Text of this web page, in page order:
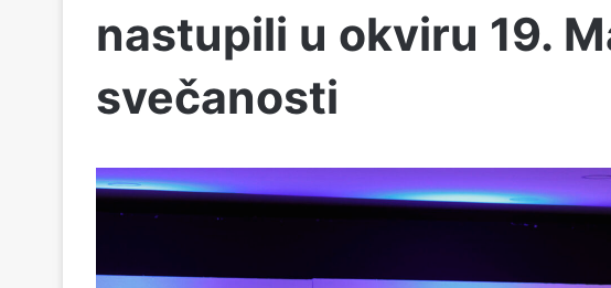
nastupili u okviru 19.
svečanosti